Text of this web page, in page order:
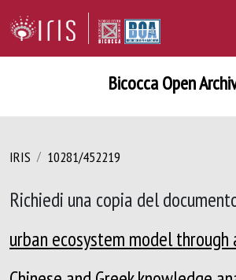
Bicocca Open
IRIS 10281/452219
Richiedi una copia del
urban ecosystem model